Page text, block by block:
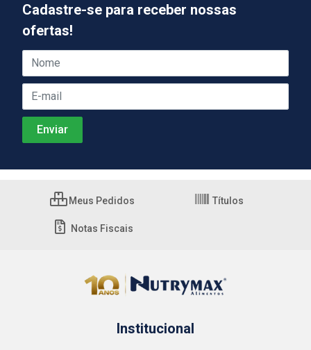
Cadastre-se para receber nossas
ofertas!
Meus Pedidos Títulos
Notas Fiscais
Institucional